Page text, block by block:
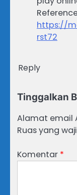
https://
rst72
Reply
Tinggalkan
Alamat email
Ruas yang
Komentar *